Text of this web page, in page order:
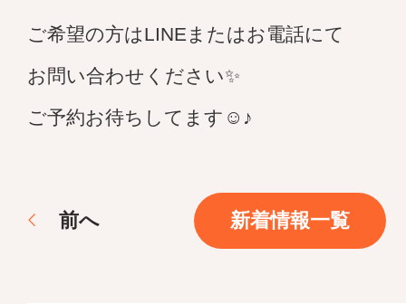
ご希望の方はLINEまたはお電話にて
お問い合わせください✨
ご予約お待ちしてます☺️♪
前へ 新着情報一覧